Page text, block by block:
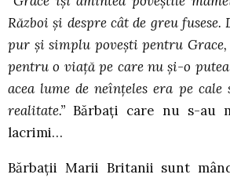
Război și despre cât de greu fusese.
pur și simplu povești pentru Grace,
pentru o viață pe care nu și-o
acea lume de neînțeles era pe
realitate.” Bărbați care nu s-au
lacrimi…
Bărbații Marii Britanii sunt